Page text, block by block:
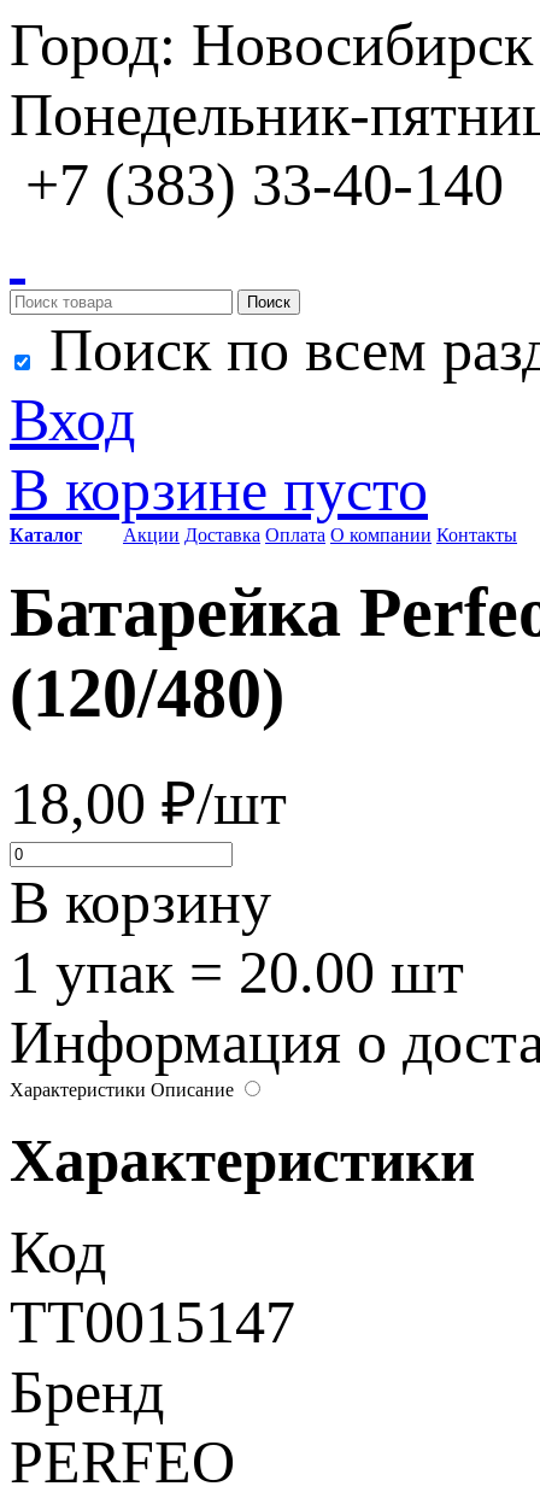
Город: Новосибирск
Понедельник-
+7 (383) 33-40-140
Поиск
Поиск по всем
Вход
В корзине пусто
Каталог Акции Доставка Оплата О компании Контакты
Батарейка
(120/480)
18,00 ₽/шт
В корзину
1 упак = 20.00 шт
Информация о
Характеристики Описание
Характеристики
Код
ТТ0015147
Бренд
PERFEO